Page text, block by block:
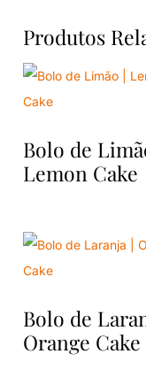
Produtos
Bolo de
Lemon Cake
Bolo de
Orange Cake